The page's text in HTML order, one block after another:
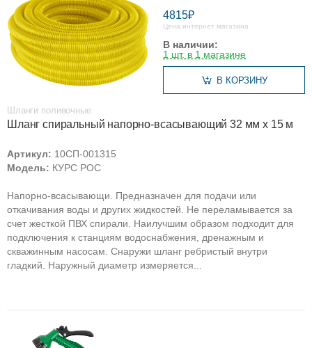
4815₽
Цена интернет магазина
В наличии:
1 шт. в 1 магазине
В КОРЗИНУ
Шланги поливочные
Шланг спиральный напорно-всасывающий 32 мм х 15 м
Артикул: 10СП-001315
Модель: КУРС РОС
Напорно-всасывающи. Предназначен для подачи или
откачивания воды и других жидкостей. Не переламывается за
счет жесткой ПВХ спирали. Наилучшим образом подходит для
подключения к станциям водоснабжения, дренажным и
скважинным насосам. Снаружи шланг ребристый внутри
гладкий. Наружный диаметр измеряется...